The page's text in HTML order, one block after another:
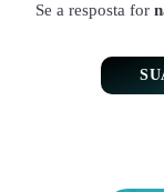
Se a resposta for